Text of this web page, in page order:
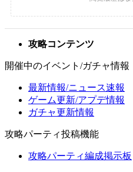
攻略コンテンツ
開催中のイベント/ガチャ情報
最新情報/ニュース速報
ゲーム更新/アプデ情報
ガチャ更新情報
攻略パーティ投稿機能
攻略パーティ編成掲示板